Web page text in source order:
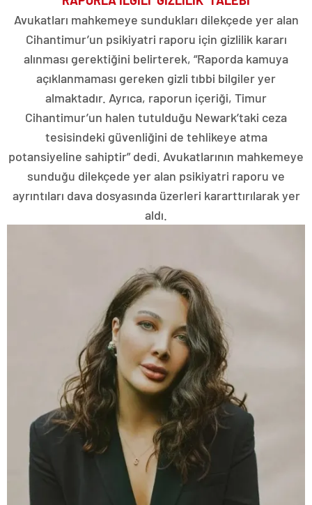
Avukatları mahkemeye sundukları dilekçede yer alan
Cihantimur’un psikiyatri raporu için gizlilik kararı
alınması gerektiğini belirterek, “Raporda kamuya
açıklanmaması gereken gizli tıbbi bilgiler yer
almaktadır. Ayrıca, raporun içeriği, Timur
Cihantimur’un halen tutulduğu Newark’taki ceza
tesisindeki güvenliğini de tehlikeye atma
potansiyeline sahiptir” dedi. Avukatlarının mahkemeye
sunduğu dilekçede yer alan psikiyatri raporu ve
ayrıntıları dava dosyasında üzerleri kararttırılarak yer
aldı.